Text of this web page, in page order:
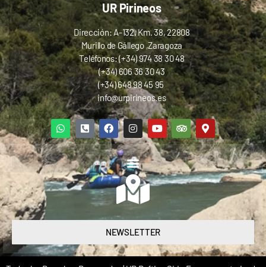
UR Pirineos
Dirección: A-132, Km. 38, 22808
Murillo de Gállego ,Zaragoza
Teléfonos: (+34) 974 38 30 48
(+34) 606 36 30 43
(+34) 648 98 45 95
info@urpirineos.es
NEWSLETTER